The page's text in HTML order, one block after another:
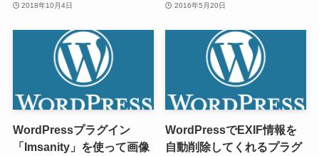
2018年10月4日 2016年5月20日
WordPressプラグイン
「Imsanity」を使って画像
WordPressでEXIF情報を
自動削除してくれるプラグ